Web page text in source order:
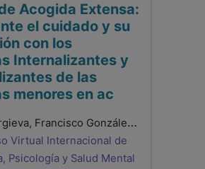
Acogida Extensa:
el cuidado y su
con los
Internalizantes y
de las
menores en ac
Sylvia Georgieva, Francisco González Sala, Laura Lacomba-Trejo
Virtual Internacional de
Psicología y Salud Mental